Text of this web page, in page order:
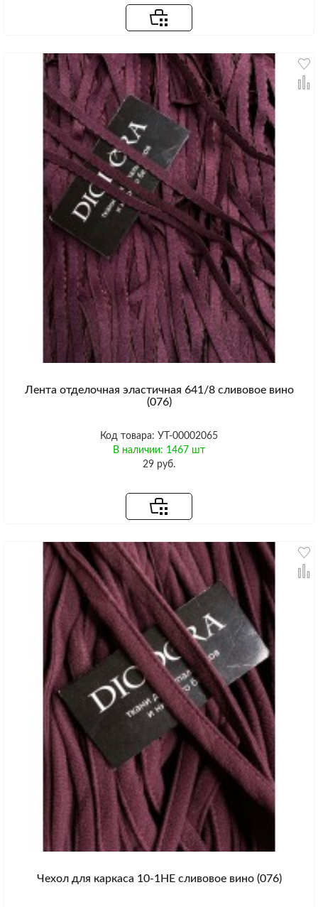
Лента отделочная эластичная 641/8 сливовое вино
(076)
Код товара: УТ-00002065
В наличии: 1467 шт
29 руб.
Чехол для каркаса 10-1HE сливовое вино (076)